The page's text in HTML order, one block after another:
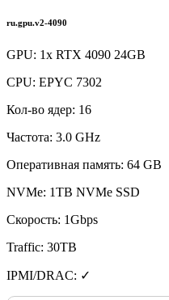
ru.gpu.v2-4090
GPU: 1x RTX 4090 24GB
CPU: EPYC 7302
Кол-во ядер: 16
Частота: 3.0 GHz
Оперативная память: 64 GB
NVMe: 1TB NVMe SSD
Скорость: 1Gbps
Traffic: 30TB
IPMI/DRAC: ✓